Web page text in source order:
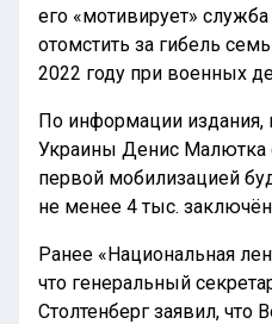
его «мотивирует»
отомстить за гибель
2022 году при военных
По информации издания,
Украины Денис Малютка
первой мобилизацией
не менее 4 тыс.
Ранее «Национальная
что генеральный
Столтенберг заявил, что